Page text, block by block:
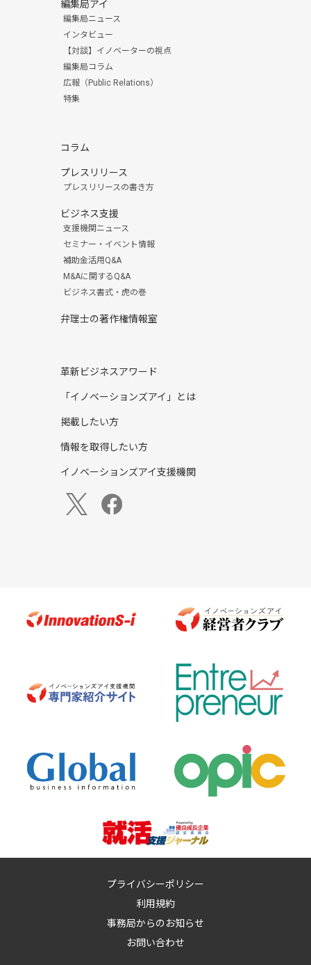
編集局アイ
編集局ニュース
インタビュー
【対談】イノベーターの視点
編集局コラム
広報（Public Relations）
特集
コラム
プレスリリース
プレスリリースの書き方
ビジネス支援
支援機関ニュース
セミナー・イベント情報
補助金活用Q&A
M&Aに関するQ&A
ビジネス書式・虎の巻
弁理士の著作権情報室
革新ビジネスアワード
「イノベーションズアイ」とは
掲載したい方
情報を取得したい方
イノベーションズアイ支援機関
プライバシーポリシー
利用規約
事務局からのお知らせ
お問い合わせ